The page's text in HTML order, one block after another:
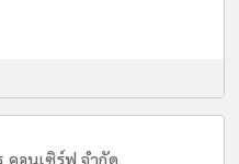
คอนเซิร์ฟ จำกัด